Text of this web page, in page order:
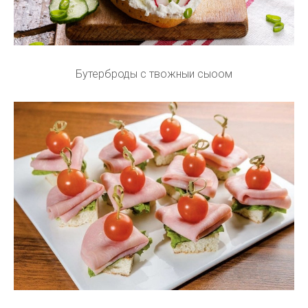
Бутерброды с твожныи сыоом